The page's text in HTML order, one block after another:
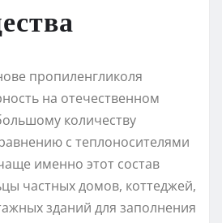
пропиленгликоля
на отечественном
количеству
с теплоносителями
именно этот состав
частных домов, коттеджей,
зданий для заполнения